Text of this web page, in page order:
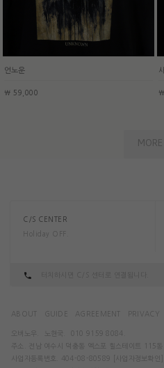
언노운
￦ 59,000
MORE
C/S CENTER
Holiday OFF.
ABOUT AGREEMENT PRIVACY
오버노우. 노현국.
010 9159 8084.
주소. 전남 여수시 덕충동 엑스포 힐스테이트 115동
사업자등록번호. 404-08-80589
[사업자정보확인]